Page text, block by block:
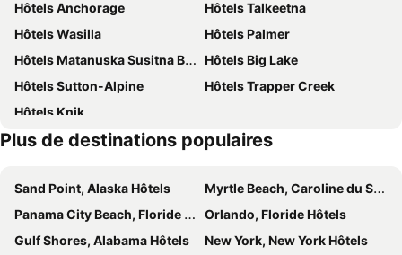
Hôtels Anchorage
Hôtels Talkeetna
Hôtels Wasilla
Hôtels Palmer
Hôtels Matanuska Susitna Borough
Hôtels Big Lake
Hôtels Sutton-Alpine
Hôtels Trapper Creek
Hôtels Knik
Plus de destinations populaires
Sand Point, Alaska Hôtels
Myrtle Beach, Caroline du Sud Hôtels
Panama City Beach, Floride Hôtels
Orlando, Floride Hôtels
Gulf Shores, Alabama Hôtels
New York, New York Hôtels